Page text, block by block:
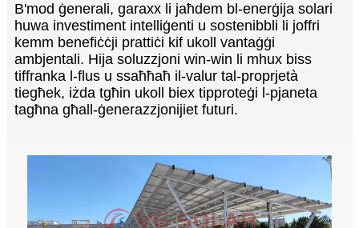
B'mod ġenerali, garaxx li jaħdem bl-enerġija solari
huwa investiment intelliġenti u sostenibbli li joffri
kemm benefiċċji prattiċi kif ukoll vantaġġi
ambjentali. Hija soluzzjoni win-win li mhux biss
tiffranka l-flus u ssaħħaħ il-valur tal-proprjetà
tiegħek, iżda tgħin ukoll biex tipproteġi l-pjaneta
tagħna għall-ġenerazzjonijiet futuri.